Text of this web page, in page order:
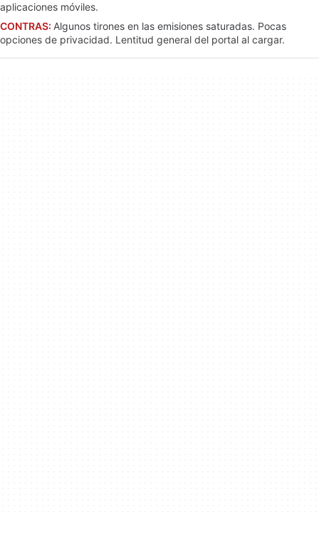
aplicaciones móviles.
CONTRAS: Algunos tirones en las emisiones saturadas. Pocas
opciones de privacidad. Lentitud general del portal al cargar.